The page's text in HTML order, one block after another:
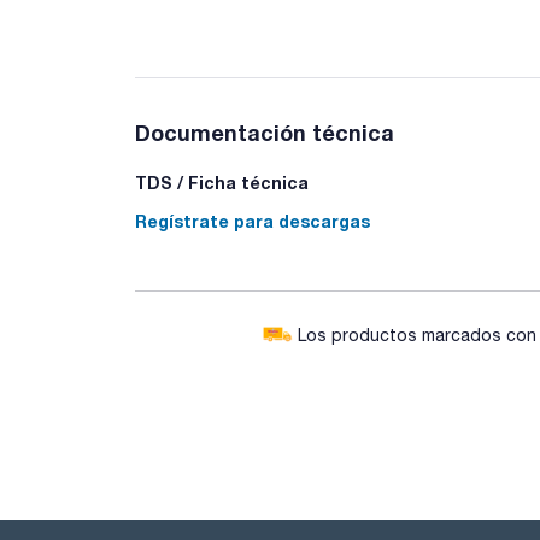
Documentación técnica
TDS / Ficha técnica
Regístrate para descargas
Los productos marcados con